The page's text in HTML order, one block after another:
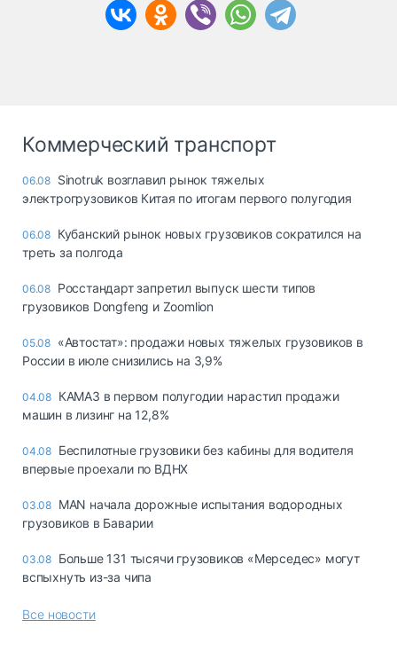
Коммерческий транспорт
06.08 Sinotruk возглавил рынок тяжелых
электрогрузовиков Китая по итогам первого полугодия
06.08 Кубанский рынок новых грузовиков сократился на
треть за полгода
06.08 Росстандарт запретил выпуск шести типов
грузовиков Dongfeng и Zoomlion
05.08 «Автостат»: продажи новых тяжелых грузовиков в
России в июле снизились на 3,9%
04.08 КАМАЗ в первом полугодии нарастил продажи
машин в лизинг на 12,8%
04.08 Беспилотные грузовики без кабины для водителя
впервые проехали по ВДНХ
03.08 MAN начала дорожные испытания водородных
грузовиков в Баварии
03.08 Больше 131 тысячи грузовиков «Мерседес» могут
вспыхнуть из-за чипа
Все новости